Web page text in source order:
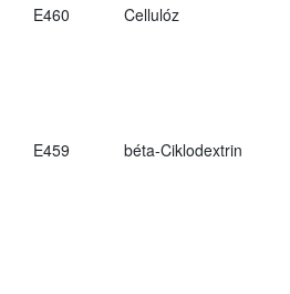
E460 Cellulóz
E459
béta-Ciklodextrin